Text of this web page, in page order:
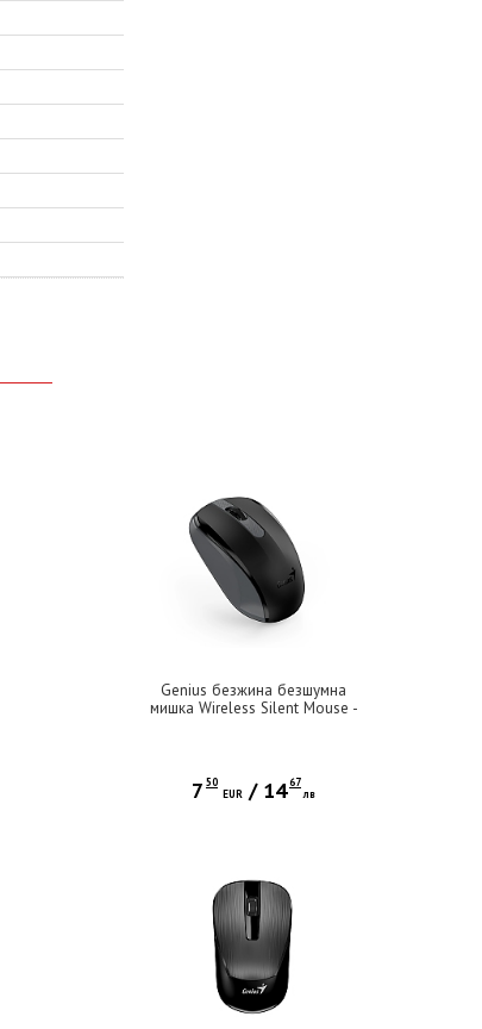
Genius безжина безшумна
мишка Wireless Silent Mouse -
7 50
EUR / 1467
лв